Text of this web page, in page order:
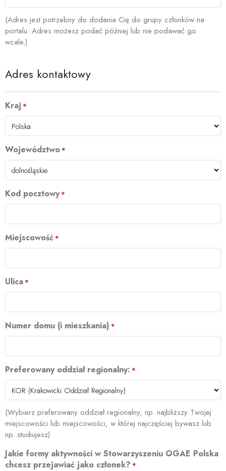
(Adres jest potrzebny do dodania Cię do grupy członków na
portalu. Adres możesz podać później lub nie podawać go
wcale.)
Adres kontaktowy
Kraj *
Województwo*
Kod pocztowy*
Miejscowość *
Ulica*
Numer domu (i mieszkania) *
Preferowany oddział regionalny: *
(Wybierz preferowany oddział regionalny, np. najbliższy Twojej
miejscowości lub miejscowości, w której najczęściej bywasz lub
np. studiujesz)
Jakie formy aktywności w Stowarzyszeniu OGAE Polska
chcesz przejawiać jako członek? *